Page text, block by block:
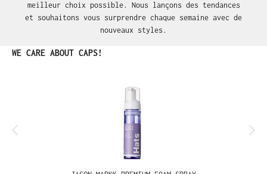
meilleur choix possible. Nous lançons des tendances
et souhaitons vous surprendre chaque semaine avec de
nouveaux styles.
Ignorer la galerie de produits
WE CARE ABOUT CAPS!